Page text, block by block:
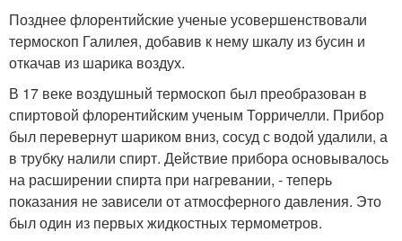
Позднее флорентийские ученые усовершенствовали
термоскоп Галилея, добавив к нему шкалу из бусин и
откачав из шарика воздух.
В 17 веке воздушный термоскоп был преобразован в
спиртовой флорентийским ученым Торричелли. Прибор
был перевернут шариком вниз, сосуд с водой удалили, а
в трубку налили спирт. Действие прибора основывалось
на расширении спирта при нагревании, - теперь
показания не зависели от атмосферного давления. Это
был один из первых жидкостных термометров.